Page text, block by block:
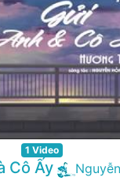
1 Video
Cô Ấy